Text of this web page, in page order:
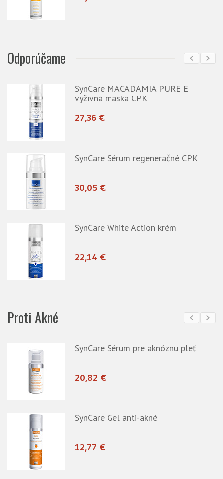
Odporúčame
SynCare MACADAMIA PURE E
výživná maska CPK
27,36 €
SynCare Sérum regeneračné CPK
30,05 €
SynCare White Action krém
22,14 €
Proti Akné
SynCare Sérum pre aknóznu pleť
20,82 €
SynCare Gel anti-akné
12,77 €